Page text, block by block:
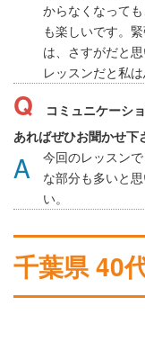
からなくなって
も楽しいです。
は、さすがだと
レッスンだと私
コミュニケーシ
あればぜひお聞かせ下
今回のレッスン
な部分も多いと
い。
千葉県 40